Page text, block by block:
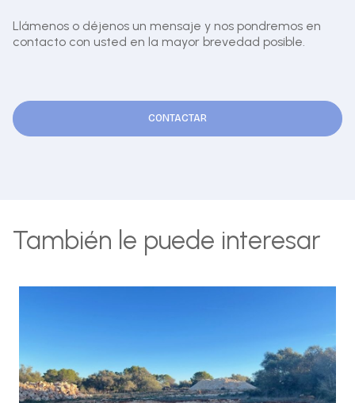
Llámenos o déjenos un mensaje y nos pondremos en
contacto con usted en la mayor brevedad posible.
CONTACTAR
También le puede interesar